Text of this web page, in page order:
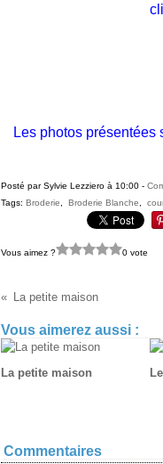
Les photos
Posté par Sylvie Lezziero à 10:00 -
Tags: Broderie Broderie Blanche
Vous aimez ? 0 vote
La petite maison
Vous aimerez aussi :
La petite maison
Commentaires